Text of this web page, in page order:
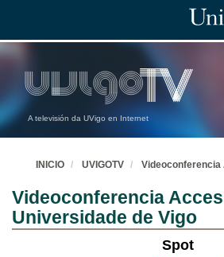
A televisión da UVigo en Internet
INICIO UVIGOTV Videoconferencia
Videoconferencia
Universidade de Vigo
Spot